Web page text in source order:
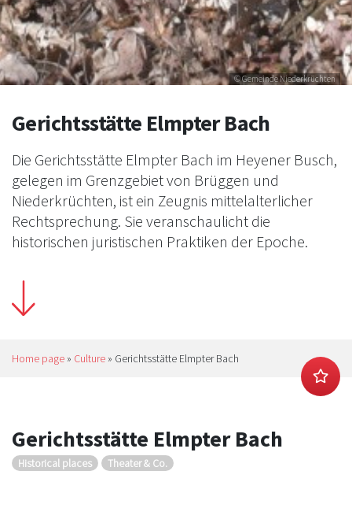
© Gemeinde Niederkrüchten
Gerichtsstätte Elmpter Bach
Die Gerichtsstätte Elmpter Bach im Heyener Busch,
gelegen im Grenzgebiet von Brüggen und
Niederkrüchten, ist ein Zeugnis mittelalterlicher
Rechtsprechung. Sie veranschaulicht die
historischen juristischen Praktiken der Epoche.
Home page » Culture » Gerichtsstätte Elmpter Bach
Gerichtsstätte Elmpter Bach
Historical places Theater & Co.